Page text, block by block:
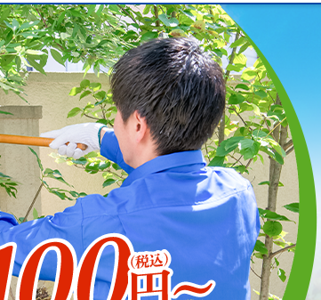
サービスの流れ 料金について